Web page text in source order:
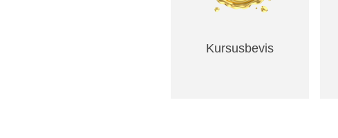
Kursusbevis